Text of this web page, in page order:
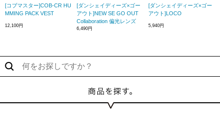
[コブマスター]COB-CR HU
MMING PACK VEST
12,100円
[ダンシェイディーズ×ゴー
アウト]NEW SE GO OUT
Collaboration 偏光レンズ
6,490円
[ダンシェイディーズ×ゴー
アウト]LOCO
5,940円